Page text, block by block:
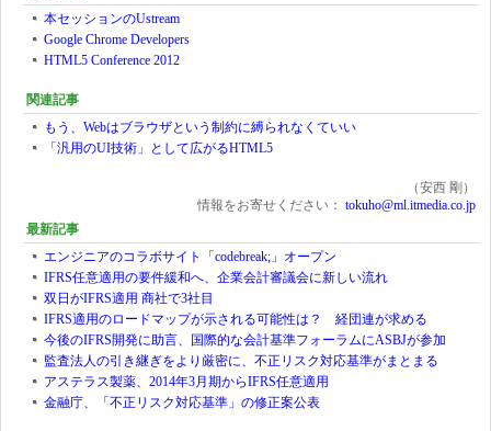
本セッションのUstream
Google Chrome Developers
HTML5 Conference 2012
関連記事
もう、Webはブラウザという制約に縛られなくていい
「汎用のUI技術」として広がるHTML5
（安西 剛）
情報をお寄せください： tokuho@ml.itmedia.co.jp
最新記事
エンジニアのコラボサイト「codebreak;」オープン
IFRS任意適用の要件緩和へ、企業会計審議会に新しい流れ
双日がIFRS適用 商社で3社目
IFRS適用のロードマップが示される可能性は？ 経団連が求める
今後のIFRS開発に助言、国際的な会計基準フォーラムにASBJが参加
監査法人の引き継ぎをより厳密に、不正リスク対応基準がまとまる
アステラス製薬、2014年3月期からIFRS任意適用
金融庁、「不正リスク対応基準」の修正案公表